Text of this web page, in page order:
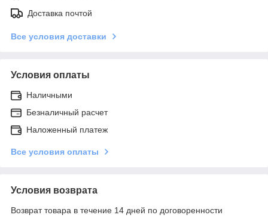
Доставка почтой
Все условия доставки
Условия оплаты
Наличными
Безналичный расчет
Наложенный платеж
Все условия оплаты
Условия возврата
Возврат товара в течение 14 дней по договоренности